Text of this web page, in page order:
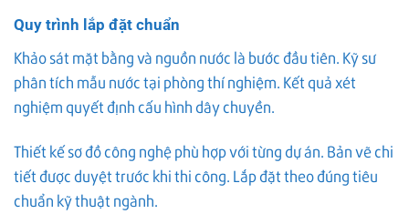
Quy trình lắp đặt chuẩn
Khảo sát mặt bằng và nguồn nước là bước đầu tiên. Kỹ sư
phân tích mẫu nước tại phòng thí nghiệm. Kết quả xét
nghiệm quyết định cấu hình dây chuyền.
Thiết kế sơ đồ công nghệ phù hợp với từng dự án. Bản vẽ chi
tiết được duyệt trước khi thi công. Lắp đặt theo đúng tiêu
chuẩn kỹ thuật ngành.